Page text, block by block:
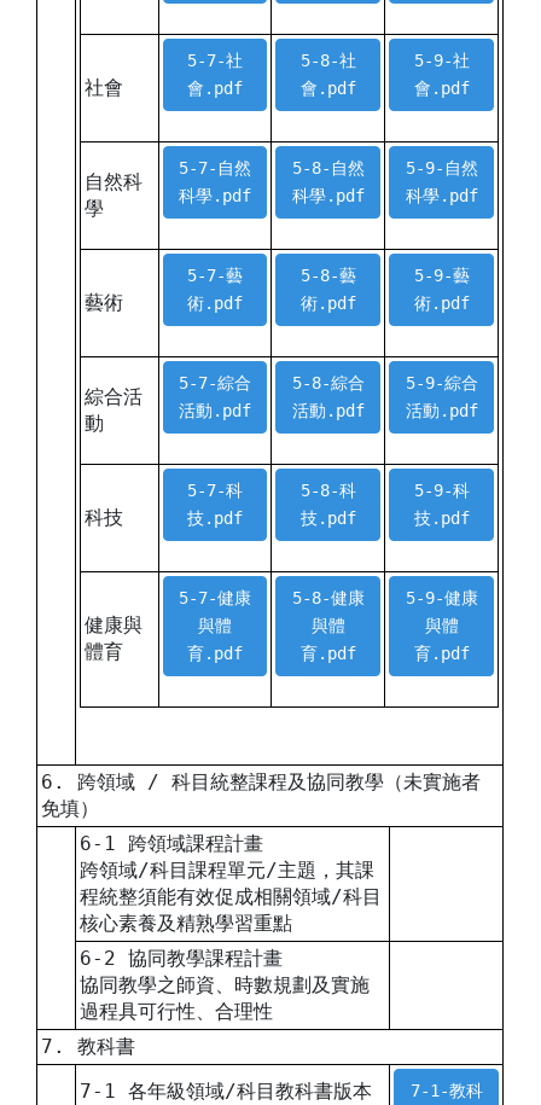
社會
5-7-社
會.pdf
5-8-社
會.pdf
5-9-社
會.pdf
自然科
學
5-7-自然
科學.pdf
5-8-自然
科學.pdf
5-9-自然
科學.pdf
藝術
5-7-藝
術.pdf
5-8-藝
術.pdf
5-9-藝
術.pdf
綜合活
動
5-7-綜合
活動.pdf
5-8-綜合
活動.pdf
5-9-綜合
活動.pdf
科技
5-7-科
技.pdf
5-8-科
技.pdf
5-9-科
技.pdf
健康與
體育
5-7-健康
與體
育.pdf
5-8-健康
與體
育.pdf
5-9-健康
與體
育.pdf
6. 跨領域 / 科目統整課程及協同教學（未實施者
免填）
6-1 跨領域課程計畫
跨領域/科目課程單元/主題，其課
程統整須能有效促成相關領域/科目
核心素養及精熟學習重點
6-2 協同教學課程計畫
協同教學之師資、時數規劃及實施
過程具可行性、合理性
7. 教科書
7-1 各年級領域/科目教科書版本
7-1-教科